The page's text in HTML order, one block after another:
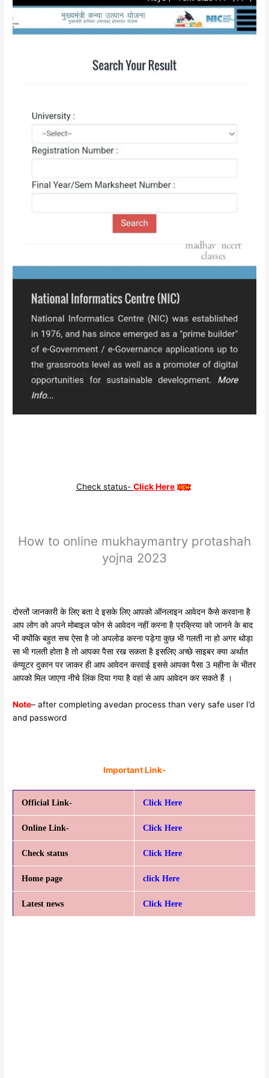
Check status- Click Here
How to online mukhaymantry protashah
yojna 2023
दोस्तों जानकारी के लिए बता दे इसके लिए आपको ऑनलाइन आवेदन कैसे करवाना है
आप लोग को अपने मोबाइल फोन से आवेदन नहीं करना है प्रक्रिया को जानने के बाद
भी क्योंकि बहुत सच ऐसा है जो अपलोड करना पड़ेगा कुछ भी गलती ना हो अगर थोड़ा
सा भी गलती होता है तो आपका पैसा रख सकता है इसलिए अच्छे साइबर क्या अर्थात
कंप्यूटर दुकान पर जाकर ही आप आवेदन करवाई इससे आपका पैसा 3 महीना के भीतर
आपको मिल जाएगा नीचे लिंक दिया गया है वहां से आप आवेदन कर सकते हैं ।
Note– after completing avedan process than very safe user I’d
and password
Important Link-
Official Link- Click Here
Online Link- Click Here
Check status Click Here
Home page click Here
Latest news Click Here